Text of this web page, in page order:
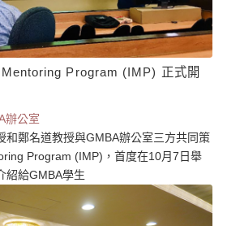
Program (IMP) 正式開
辦公室
和鄭名道教授與GMBA辦公室三方共同策
Program (IMP)，首度在10月7日舉
紹給GMBA學生